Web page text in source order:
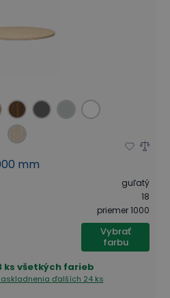
mm
guľatý
18
priemer 1000
Vybrať
farbu
ks všetkých farieb
ďalších 24 ks